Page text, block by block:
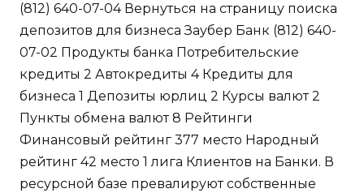
(812) 640-07-04 Вернуться на страницу поиска
депозитов для бизнеса Заубер Банк (812) 640-
07-02 Продукты банка Потребительские
кредиты 2 Автокредиты 4 Кредиты для
бизнеса 1 Депозиты юрлиц 2 Курсы валют 2
Пункты обмена валют 8 Рейтинги
Финансовый рейтинг 377 место Народный
рейтинг 42 место 1 лига Клиентов на Банки. В
ресурсной базе превалируют собственные